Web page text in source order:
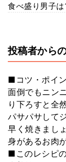
食べ盛り男子
投稿者から
■コツ・ポイ
面倒でもニン
り下ろすと全
パサパサして
早く焼きまし
身があるお肉
■このレシピ